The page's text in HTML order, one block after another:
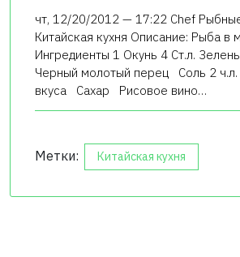
чт, 12/20/2012 — 17:22 Chef
Китайская кухня Описание: Рыба в
Ингредиенты 1 Окунь 4 Ст.л.
Черный молотый перец Соль 2 ч.л.
вкуса Сахар Рисовое вино…
Метки: Китайская кухня